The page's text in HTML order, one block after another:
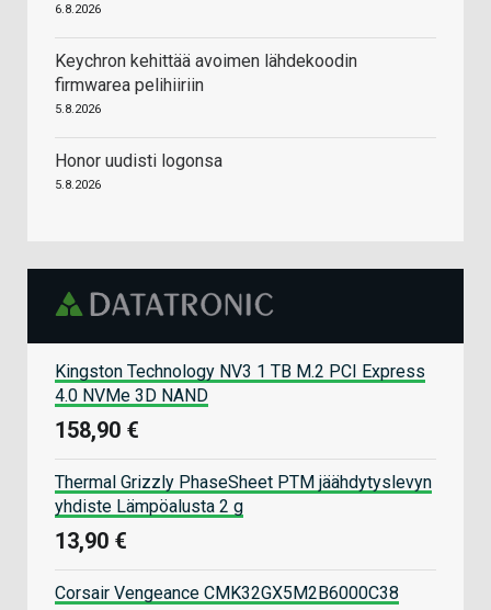
6.8.2026
Keychron kehittää avoimen lähdekoodin
firmwarea pelihiiriin
5.8.2026
Honor uudisti logonsa
5.8.2026
Kingston Technology NV3 1 TB M.2 PCI Express
4.0 NVMe 3D NAND
158,90 €
Thermal Grizzly PhaseSheet PTM jäähdytyslevyn
yhdiste Lämpöalusta 2 g
13,90 €
Corsair Vengeance CMK32GX5M2B6000C38